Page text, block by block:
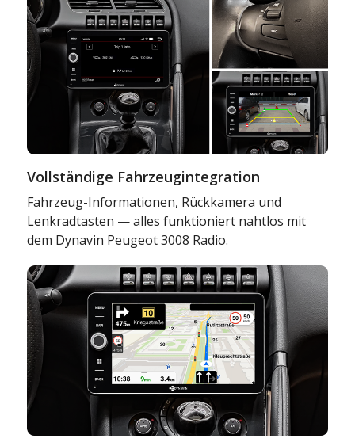
Vollständige Fahrzeugintegration
Fahrzeug-Informationen, Rückkamera und
Lenkradtasten — alles funktioniert nahtlos mit
dem Dynavin Peugeot 3008 Radio.